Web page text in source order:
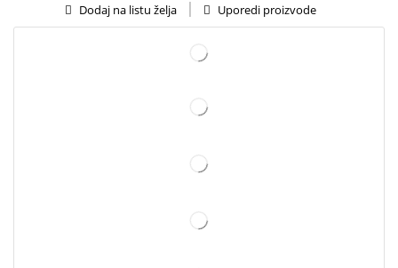
Dodaj na listu želja Uporedi proizvode